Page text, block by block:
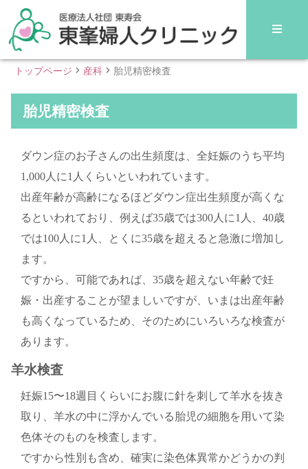
トップページ 産科 胎児精密検査
胎児精密検査
ダウン症のお子さんの出生頻度は、全妊娠のうち平均
1,000人に1人くらいといわれています。
出産年齢が高齢になるほどダウン症出生頻度が高くな
るといわれており、例えば35歳では300人に1人、40歳
では100人に1人、とくに35歳を超えると急激に増加し
ます。
ですから、可能であれば、35歳を超えない年齢で妊
娠・出産することが望ましいですが、いまは出産年齢
も高くなっているため、そのためにいろいろな検査が
あります。
羊水検査
妊娠15〜18週目くらいにお腹に針を刺して羊水を抜き
取り、羊水の中に浮かんでいる胎児の細胞を用いて染
色体そのものを検査します。
ですから性別も含め、確実に染色体異常かどうかの判